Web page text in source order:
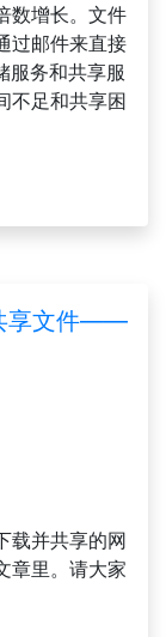
数增长。文件
过邮件来直接
务和共享服
不足和共享困
享文件——
载并共享的网
章里。请大家